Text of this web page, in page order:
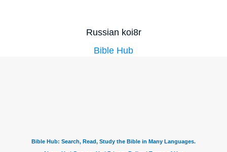
Russian koi8r
Bible Hub